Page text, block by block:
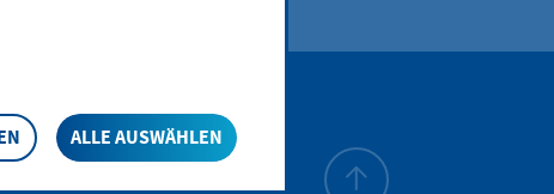
ALLE AUSWÄHLEN